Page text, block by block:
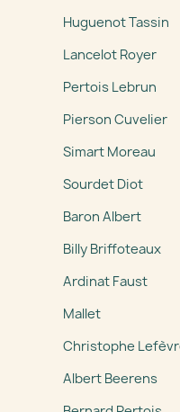
Huguenot Tassin
Lancelot Royer
Pertois Lebrun
Pierson Cuvelier
Simart Moreau
Sourdet Diot
Baron Albert
Billy Briffoteaux
Ardinat Faust
Mallet
Christophe
Albert Beerens